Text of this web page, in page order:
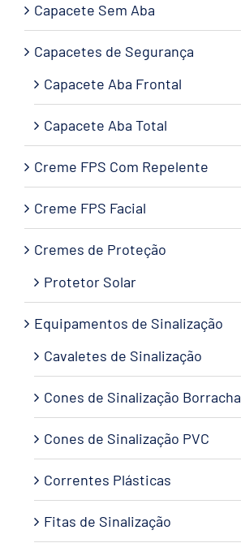
Capacete Sem Aba
Capacetes de Segurança
Capacete Aba Frontal
Capacete Aba Total
Creme FPS Com Repelente
Creme FPS Facial
Cremes de Proteção
Protetor Solar
Equipamentos de Sinalização
Cavaletes de Sinalização
Cones de Sinalização Borracha
Cones de Sinalização PVC
Correntes Plásticas
Fitas de Sinalização